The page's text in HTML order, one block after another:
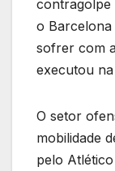
contragolpe
o
sofrer com
executou
O setor
mobilidade
pelo